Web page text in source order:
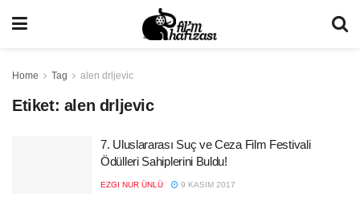
Home Tag alen drljevic
Etiket: alen drljevic
7. Uluslararası Suç ve Ceza Film Festivali
Ödülleri Sahiplerini Buldu!
EZGI NUR ÜNLÜ 9 KASIM 2017